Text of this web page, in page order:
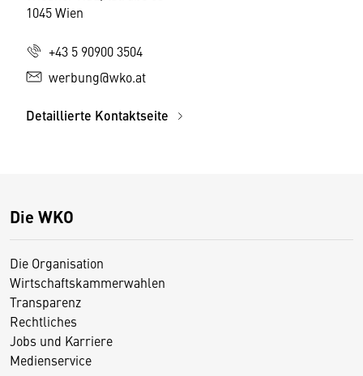
1045 Wien
+43 5 90900 3504
werbung@wko.at
Detaillierte Kontaktseite
Die WKO
Die Organisation
Wirtschaftskammerwahlen
Transparenz
Rechtliches
Jobs und Karriere
Medienservice